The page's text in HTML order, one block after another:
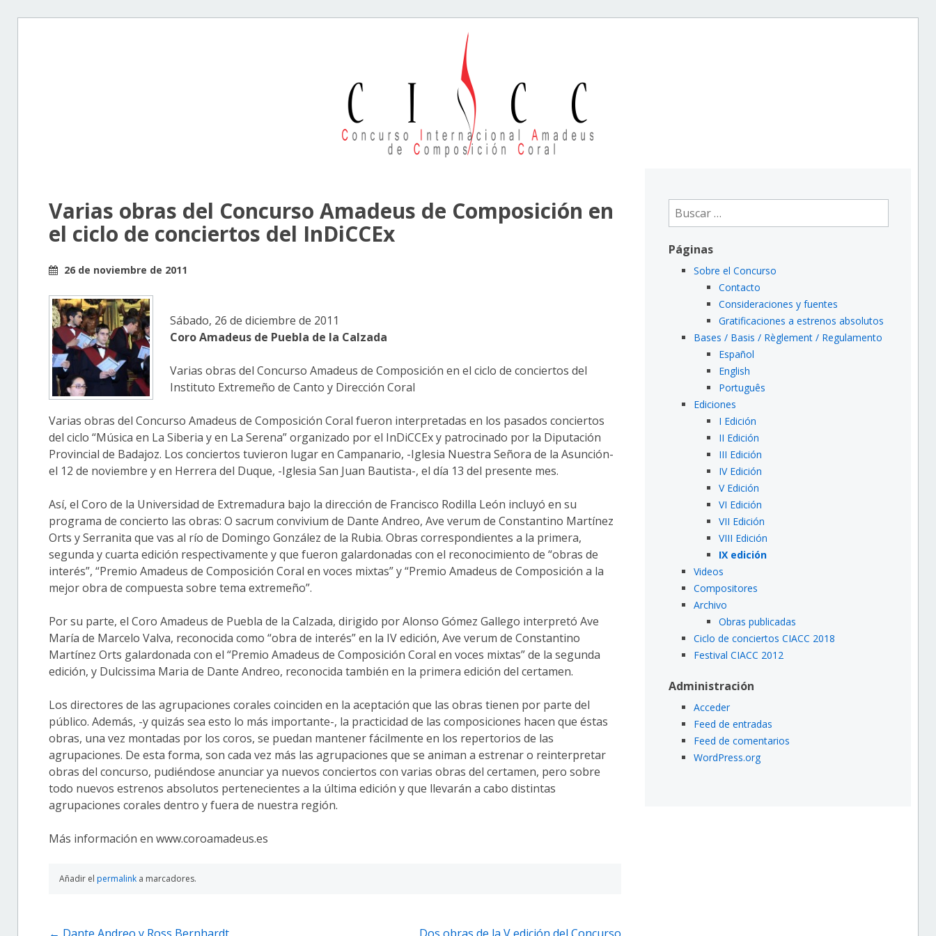
Varias obras del Concurso Amadeus de Composición en
el ciclo de conciertos del InDiCCEx
26 de noviembre de 2011
Sábado, 26 de diciembre de 2011
Coro Amadeus de Puebla de la Calzada
Varias obras del Concurso Amadeus de Composición en el ciclo de conciertos del
Instituto Extremeño de Canto y Dirección Coral
Varias obras del Concurso Amadeus de Composición Coral fueron interpretadas en los pasados conciertos
del ciclo “Música en La Siberia y en La Serena” organizado por el InDiCCEx y patrocinado por la Diputación
Provincial de Badajoz. Los conciertos tuvieron lugar en Campanario, -Iglesia Nuestra Señora de la Asunción-
el 12 de noviembre y en Herrera del Duque, -Iglesia San Juan Bautista-, el día 13 del presente mes.
Así, el Coro de la Universidad de Extremadura bajo la dirección de Francisco Rodilla León incluyó en su
programa de concierto las obras: O sacrum convivium de Dante Andreo, Ave verum de Constantino Martínez
Orts y Serranita que vas al río de Domingo González de la Rubia. Obras correspondientes a la primera,
segunda y cuarta edición respectivamente y que fueron galardonadas con el reconocimiento de “obras de
interés”, “Premio Amadeus de Composición Coral en voces mixtas” y “Premio Amadeus de Composición a la
mejor obra de compuesta sobre tema extremeño”.
Por su parte, el Coro Amadeus de Puebla de la Calzada, dirigido por Alonso Gómez Gallego interpretó Ave
María de Marcelo Valva, reconocida como “obra de interés” en la IV edición, Ave verum de Constantino
Martínez Orts galardonada con el “Premio Amadeus de Composición Coral en voces mixtas” de la segunda
edición, y Dulcissima Maria de Dante Andreo, reconocida también en la primera edición del certamen.
Los directores de las agrupaciones corales coinciden en la aceptación que las obras tienen por parte del
público. Además, -y quizás sea esto lo más importante-, la practicidad de las composiciones hacen que éstas
obras, una vez montadas por los coros, se puedan mantener fácilmente en los repertorios de las
agrupaciones. De esta forma, son cada vez más las agrupaciones que se animan a estrenar o reinterpretar
obras del concurso, pudiéndose anunciar ya nuevos conciertos con varias obras del certamen, pero sobre
todo nuevos estrenos absolutos pertenecientes a la última edición y que llevarán a cabo distintas
agrupaciones corales dentro y fuera de nuestra región.
Más información en www.coroamadeus.es
Añadir el permalink a marcadores.
Buscar:
Páginas
Sobre el Concurso
Contacto
Consideraciones y fuentes
Gratificaciones a estrenos absolutos
Bases / Basis / Règlement / Regulamento
Español
English
Português
Ediciones
I Edición
II Edición
III Edición
IV Edición
V Edición
VI Edición
VII Edición
VIII Edición
IX edición
Videos
Compositores
Archivo
Obras publicadas
Ciclo de conciertos CIACC 2018
Festival CIACC 2012
Administración
Acceder
Feed de entradas
Feed de comentarios
WordPress.org